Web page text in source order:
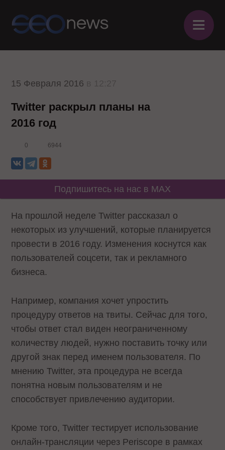
≡
15 Февраля 2016
Twitter раскрыл планы на
2016 год
0 6944
Подпишитесь на нас в MAX
На прошлой неделе Twitter рассказал о
некоторых из улучшений, которые планируется
провести в 2016 году. Изменения коснутся как
пользователей соцсети, так и рекламного
бизнеса.
Например, компания хочет упростить
процедуру ответов на твиты. Сейчас для того,
чтобы ответ стал виден неограниченному
количеству людей, нужно поставить точку или
другой знак перед именем пользователя. По
мнению Twitter, эта процедура не всегда
понятна новым пользователям и не
способствует привлечению аудитории.
Кроме того, Twitter тестирует использование
онлайн-трансляции через Periscope в рамках